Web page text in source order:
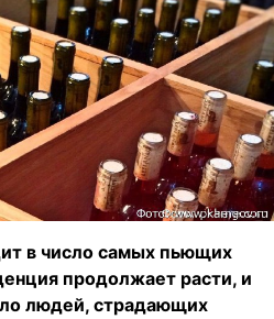
в число самых пьющих
продолжает расти, и
людей, страдающих